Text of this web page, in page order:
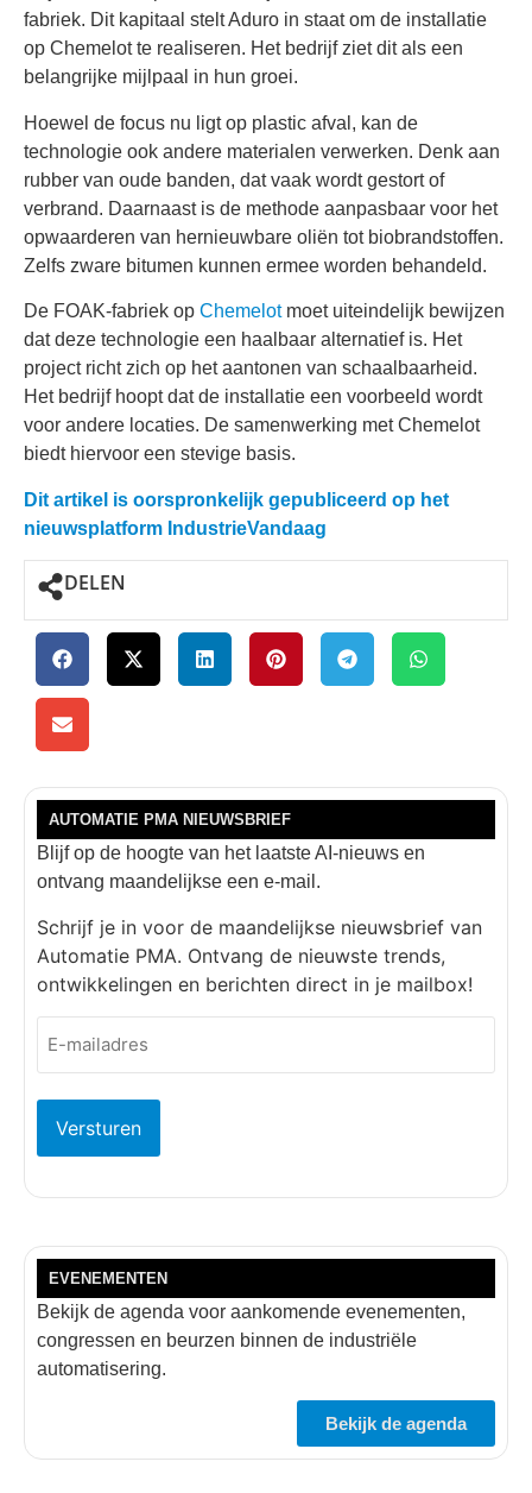
fabriek. Dit kapitaal stelt Aduro in staat om de installatie
op Chemelot te realiseren. Het bedrijf ziet dit als een
belangrijke mijlpaal in hun groei.
Hoewel de focus nu ligt op plastic afval, kan de
technologie ook andere materialen verwerken. Denk aan
rubber van oude banden, dat vaak wordt gestort of
verbrand. Daarnaast is de methode aanpasbaar voor het
opwaarderen van hernieuwbare oliën tot biobrandstoffen.
Zelfs zware bitumen kunnen ermee worden behandeld.
De FOAK-fabriek op Chemelotmoet uiteindelijk bewijzen
dat deze technologie een haalbaar alternatief is. Het
project richt zich op het aantonen van schaalbaarheid.
Het bedrijf hoopt dat de installatie een voorbeeld wordt
voor andere locaties. De samenwerking met Chemelot
biedt hiervoor een stevige basis.
Dit artikel is oorspronkelijk gepubliceerd op het
nieuwsplatform IndustrieVandaag
DELEN
AUTOMATIE PMA NIEUWSBRIEF
Blijf op de hoogte van het laatste AI-nieuws en
ontvang maandelijkse een e-mail.
Schrijf je in voor de maandelijkse nieuwsbrief van
Automatie PMA. Ontvang de nieuwste trends,
ontwikkelingen en berichten direct in je mailbox!
E-
mailadres
EVENEMENTEN
Bekijk de agenda voor aankomende evenementen,
congressen en beurzen binnen de industriële
automatisering.
Bekijk de agenda